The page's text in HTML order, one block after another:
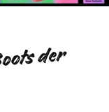
der